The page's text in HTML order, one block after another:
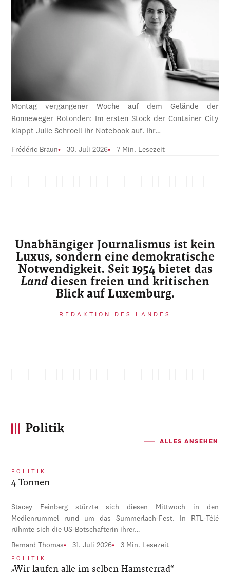
Montag vergangener Woche auf dem Gelände der
Bonneweger Rotonden: Im ersten Stock der Container City
klappt Julie Schroell ihr Notebook auf. Ihr…
Frédéric Braun 30. Juli 2026 7 Min. Lesezeit
Unabhängiger Journalismus ist kein
Luxus, sondern eine demokratische
Notwendigkeit. Seit 1954 bietet das
Land diesen freien und kritischen
Blick auf Luxemburg.
REDAKTION DES LANDES
Politik
ALLES ANSEHEN
POLITIK
4 Tonnen
Stacey Feinberg stürzte sich diesen Mittwoch in den
Medienrummel rund um das Summerlach-Fest. In RTL-Télé
rühmte sich die US-Botschafterin ihrer…
Bernard Thomas 31. Juli 2026 3 Min. Lesezeit
POLITIK
„Wir laufen alle im selben Hamsterrad“